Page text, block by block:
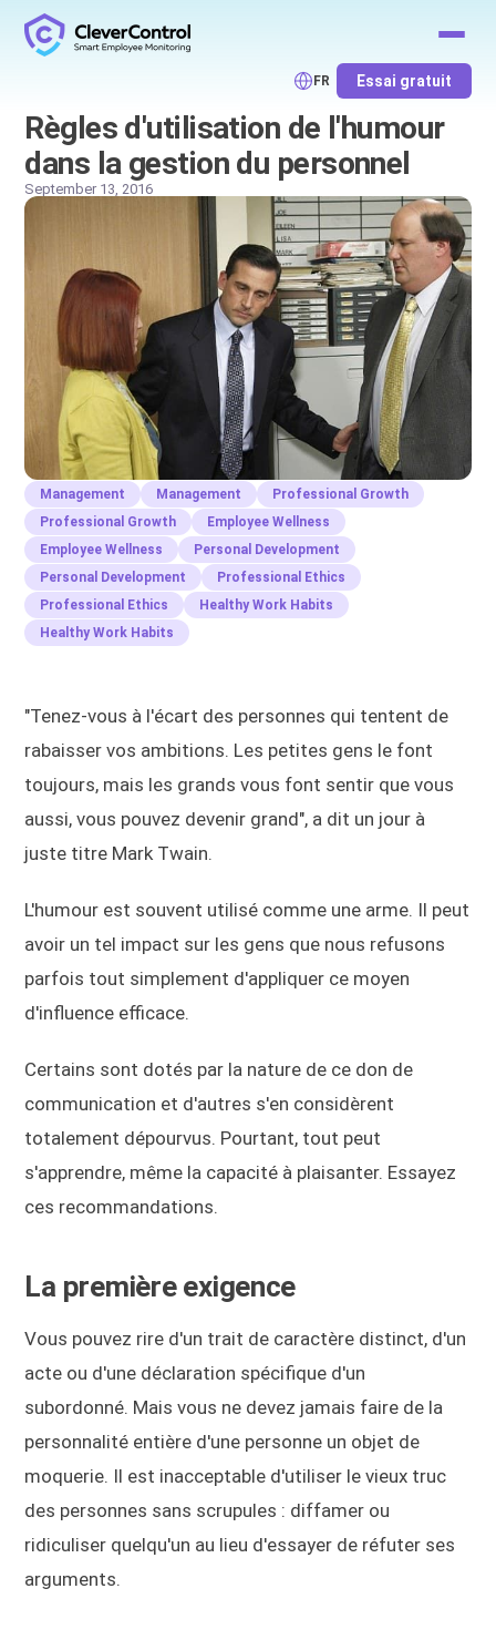
FR Essai gratuit
Règles d'utilisation de l'humour
dans la gestion du personnel
September 13, 2016
Management Management
Professional Growth
Professional Growth
Employee Wellness
Employee Wellness
Personal Development
Personal Development
Professional Ethics
Professional Ethics
Healthy Work Habits
Healthy Work Habits
"Tenez-vous à l'écart des personnes qui tentent de
rabaisser vos ambitions. Les petites gens le font
toujours, mais les grands vous font sentir que vous
aussi, vous pouvez devenir grand", a dit un jour à
juste titre Mark Twain.
L'humour est souvent utilisé comme une arme. Il peut
avoir un tel impact sur les gens que nous refusons
parfois tout simplement d'appliquer ce moyen
d'influence efficace.
Certains sont dotés par la nature de ce don de
communication et d'autres s'en considèrent
totalement dépourvus. Pourtant, tout peut
s'apprendre, même la capacité à plaisanter. Essayez
ces recommandations.
La première exigence
Vous pouvez rire d'un trait de caractère distinct, d'un
acte ou d'une déclaration spécifique d'un
subordonné. Mais vous ne devez jamais faire de la
personnalité entière d'une personne un objet de
moquerie. Il est inacceptable d'utiliser le vieux truc
des personnes sans scrupules : diffamer ou
ridiculiser quelqu'un au lieu d'essayer de réfuter ses
arguments.